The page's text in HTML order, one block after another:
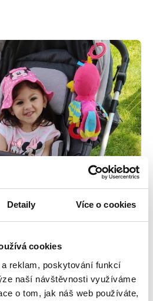
Detaily Více o cookies
cookies
reklam, poskytování funkcí
naší návštěvnosti využíváme
o tom, jak náš web používáte,